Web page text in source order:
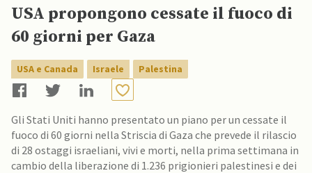
USA propongono cessate il fuoco di
60 giorni per Gaza
USA e Canada Israele Palestina
Gli Stati Uniti hanno presentato un piano per un cessate il
fuoco di 60 giorni nella Striscia di Gaza che prevede il rilascio
di 28 ostaggi israeliani, vivi e morti, nella prima settimana in
cambio della liberazione di 1.236 prigionieri palestinesi e dei